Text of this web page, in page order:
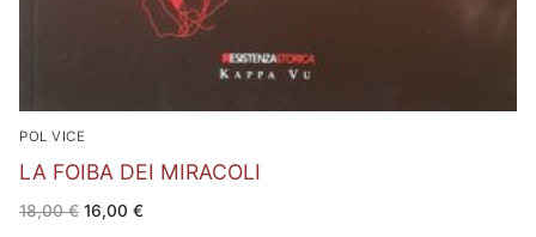
POL VICE
LA FOIBA DEI MIRACOLI
18,00€ Il
prezzo
16,00 €Il